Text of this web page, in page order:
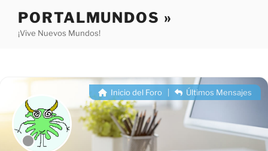
contenido
PORTALMUNDOS »
¡Vive Nuevos Mundos!
Inicio del Foro | Últimos Mensajes